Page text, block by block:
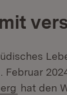
Februar
(Öffnet in
hat den